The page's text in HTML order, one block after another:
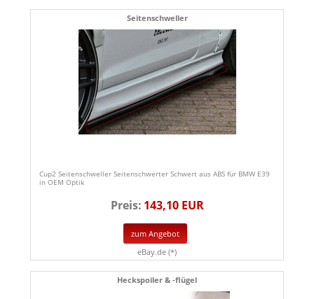
Seitenschweller
Cup2 Seitenschweller Seitenschwerter Schwert aus ABS für BMW E39
in OEM Optik
Preis: 143,10 EUR
zum Angebot
eBay.de (*)
Heckspoiler & -flügel